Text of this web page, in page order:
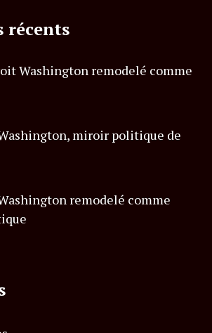
récents
Washington remodelé comme
miroir politique de
remodelé comme